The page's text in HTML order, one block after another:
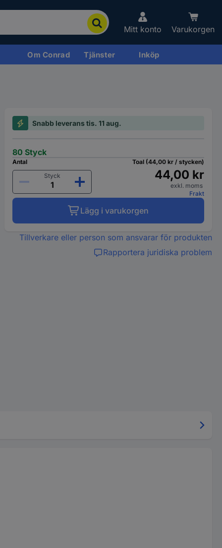
Mitt konto Varukorgen
Om Conrad Tjänster Inköp
Snabb leverans tis. 11 aug.
80 Styck
Antal
Styck
Toal (44,00 kr / stycken)
44,00 kr
exkl. moms
Frakt
Lägg i varukorgen
Tillverkare eller person som ansvarar för produkten
Rapportera juridiska problem